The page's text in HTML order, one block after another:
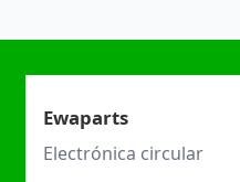
Ewaparts
Electrónica circular